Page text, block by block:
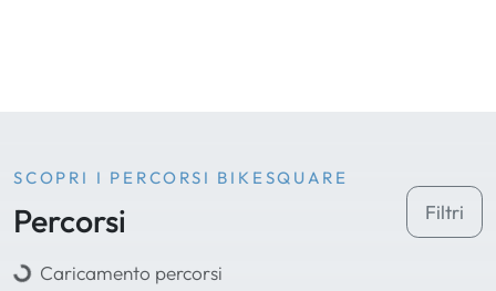
SCOPRI I PERCORSI BIKESQUARE
Percorsi Filtri
Caricamento percorsi